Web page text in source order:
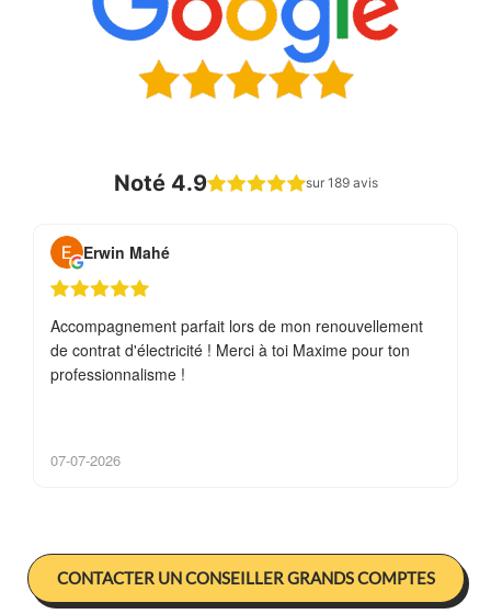
Noté 4.9 sur 189 avis
Erwin Mahé
Accompagnement parfait lors de mon renouvellement
de contrat d'électricité ! Merci à toi Maxime pour ton
professionnalisme !
07-07-2026
CONTACTER UN CONSEILLER GRANDS COMPTES